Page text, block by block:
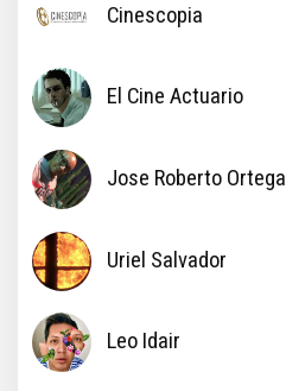
Cinescopia
El Cine Actuario
Jose Roberto Ortega
Uriel Salvador
Leo Idair